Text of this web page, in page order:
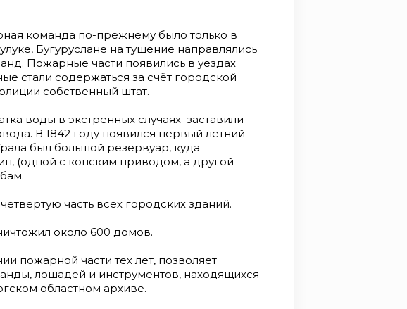
команда по-прежнему было только в
Бугуруслане на тушение направлялись
Пожарные части появились в уездах
стали содержаться за счёт городской
собственный штат.
воды в экстренных случаях заставили
В 1842 году появился первый летний
был большой резервуар, куда
(одной с конским приводом, а другой
часть всех городских зданий.
около 600 домов.
пожарной части тех лет, позволяет
лошадей и инструментов, находящихся
областном архиве.